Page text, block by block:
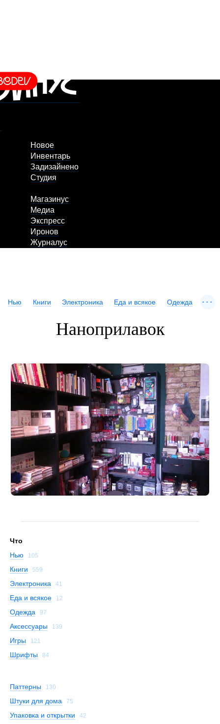
Новое
Инвентарь
Задизайнено
Студия
Магазинус
Медиа
Экспресс
Иронов
Журналус
Нью Книги Электроника Еда и всякое Одежда ...
Наноприлавок
Что
Нью
105
Книги 559
Электроника 41
Еда и всякое 12
Одежда 97
Аксессуары 139
Игры 121
Шрифты 84
Паттерны 130
Штуки для дома 75
Упаковка и открытки 42